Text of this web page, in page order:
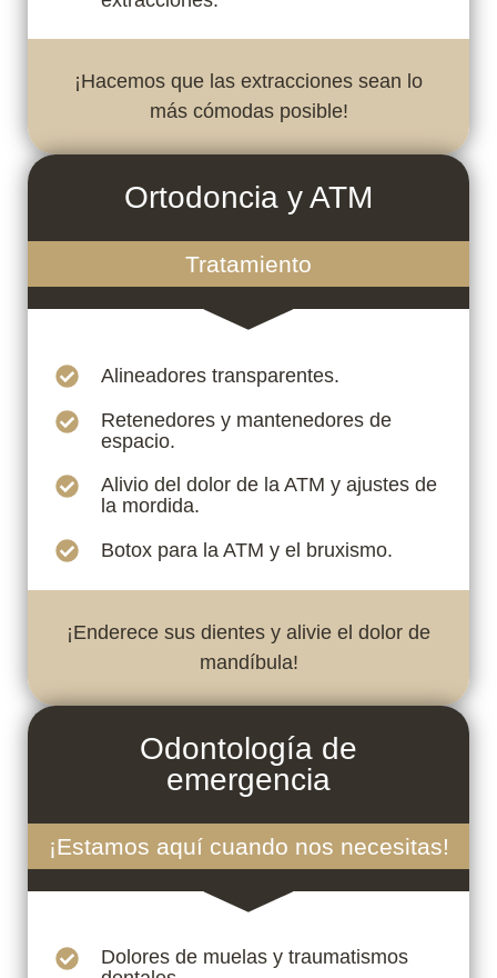
¡Hacemos que las extracciones sean lo
más cómodas posible!
Ortodoncia y ATM
Tratamiento
Alineadores transparentes.
Retenedores y mantenedores de
espacio.
Alivio del dolor de la ATM y ajustes de
la mordida.
Botox para la ATM y el bruxismo.
¡Enderece sus dientes y alivie el dolor de
mandíbula!
Odontología de
emergencia
¡Estamos aquí cuando nos necesitas!
Dolores de muelas y traumatismos
dentales.